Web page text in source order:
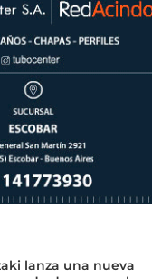
lanza una nueva